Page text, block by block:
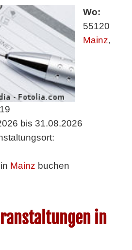
Wo:
55120
Mainz,
bis 31.08.2026
Mainz buchen
in